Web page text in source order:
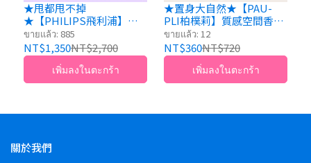
★甩都甩不掉
★【PHILIPS飛利浦】放
心充FunCube｜萬用十合
一行動電源 粉紫漸變(不含
萬國轉接頭) DLP4347CM-
E 買就送防爆阻燃袋
ขายแล้ว: 885
NT$1,350NT$2,700
เพิ่มลงในตะกร้า
★置身大自然★【PAU-
PLI柏樸莉】質感空間香氛
袋｜NO.5:Green Fairy森林
中的綠色精靈 1ea*20g
ขายแล้ว: 12
NT$360NT$720
เพิ่มลงในตะกร้า
關於我們